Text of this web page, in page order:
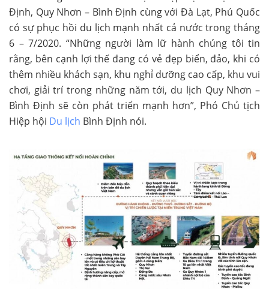
Định, Quy Nhơn – Bình Định cùng với Đà Lạt, Phú Quốc
có sự phục hồi du lịch mạnh nhất cả nước trong tháng
6 – 7/2020. “Những người làm lữ hành chúng tôi tin
rằng, bên cạnh lợi thế đang có vẻ đẹp biển, đảo, khi có
thêm nhiều khách sạn, khu nghỉ dưỡng cao cấp, khu vui
chơi, giải trí trong những năm tới, du lịch Quy Nhơn –
Bình Định sẽ còn phát triển mạnh hơn”, Phó Chủ tịch
Hiệp hội Du lịch Bình Định nói.